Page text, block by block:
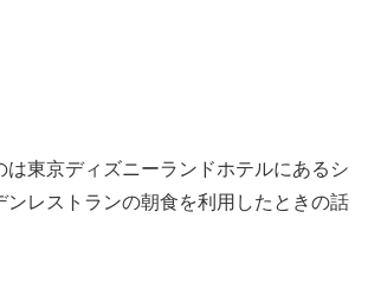
は東京ディズニーランドホテルにあるシ
ンレストランの朝食を利用したときの話